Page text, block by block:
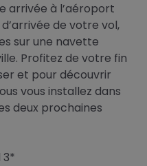
arrivée à l’aéroport
de votre vol,
sur une navette
Profitez de votre fin
et pour découvrir
vous installez dans
deux prochaines
3*